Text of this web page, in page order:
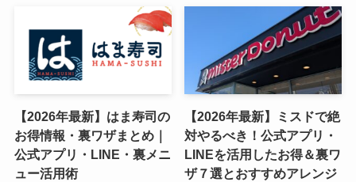
【2026年最新】はま寿司の
お得情報・裏ワザまとめ｜
公式アプリ・LINE・裏メニ
ュー活用術
【2026年最新】ミスドで絶
対やるべき！公式アプリ・
LINEを活用したお得＆裏ワ
ザ７選とおすすめアレンジ